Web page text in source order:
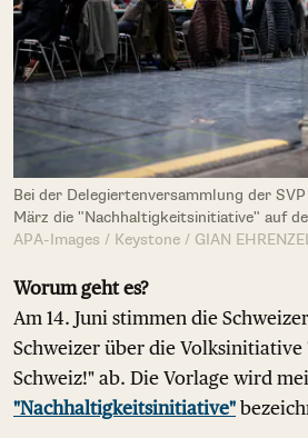
Bei der Delegiertenversammlung der
März die "Nachhaltigkeitsinitiative" auf
APA-Images / Keystone / GIAN
Worum geht es?
Am 14. Juni stimmen die
Schweizer über die
Schweiz!" ab. Die Vorlage wird
"Nachhaltigkeitsinitiative"